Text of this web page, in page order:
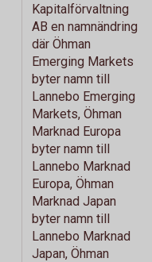
Kapitalförvaltning
AB en namnändring
där Öhman
Emerging Markets
byter namn till
Lannebo Emerging
Markets, Öhman
Marknad Europa
byter namn till
Lannebo Marknad
Europa, Öhman
Marknad Japan
byter namn till
Lannebo Marknad
Japan, Öhman